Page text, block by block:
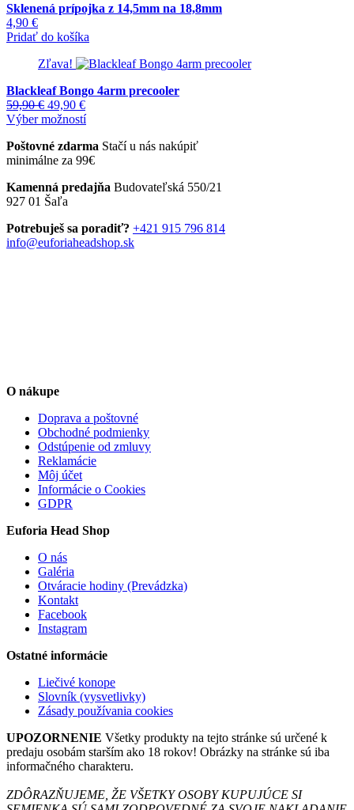
Sklenená prípojka z 14,5mm na 18,8mm
4,90 €
Pridať do košíka
Zľava!
Blackleaf Bongo 4arm precooler
59,90€ Pôvodná
cena
59,90 €.
49,90 €Aktuálna
cena
49,90 €.
Výber možnostíTento
má
viacero
Možnosti
vybrať
na
Poštovné zdarma Stačí u nás nakúpiť
minimálne za 99€
Kamenná predajňa Budovateľská 550/21
927 01 Šaľa
Potrebuješ sa poradiť? +421 915 796 814
info@euforiaheadshop.sk
O nákupe
Doprava a poštovné
Obchodné podmienky
Odstúpenie od zmluvy
Reklamácie
Môj účet
Informácie o Cookies
GDPR
Euforia Head Shop
O nás
Galéria
Otváracie hodiny (Prevádzka)
Kontakt
Facebook
Instagram
Ostatné informácie
Liečivé konope
Slovník (vysvetlivky)
Zásady používania cookies
UPOZORNENIE Všetky produkty na tejto stránke sú určené k
predaju osobám starším ako 18 rokov! Obrázky na stránke sú iba
informačného charakteru.
ZDÔRAZŇUJEME, ŽE VŠETKY OSOBY KUPUJÚCE SI